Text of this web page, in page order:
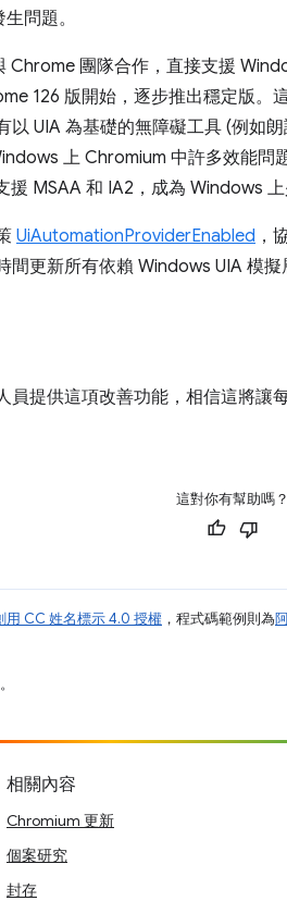
問題。
團隊合作，直接支援
126 版開始，逐步推出穩定版。
以 UIA 為基礎的無障礙工具 (例如
上 Chromium 中許多效能問
MSAA 和 IA2，成為 Windows
UiAutomationProviderEnabled ，
更新所有依賴 Windows UIA 模擬
提供這項改善功能，相信這將讓
這對你有幫助嗎？
用 CC 姓名標示 4.0 授權 ，程式碼範例則為
相關內容
Chromium 更新
個案研究
封存